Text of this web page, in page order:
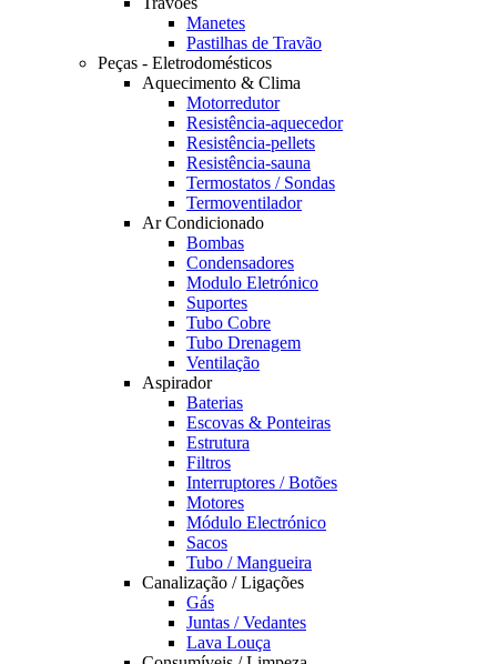
Manetes
Pastilhas de Travão
Peças - Eletrodomésticos
Aquecimento & Clima
Motorredutor
Resistência-aquecedor
Resistência-pellets
Resistência-sauna
Termostatos / Sondas
Termoventilador
Ar Condicionado
Bombas
Condensadores
Modulo Eletrónico
Suportes
Tubo Cobre
Tubo Drenagem
Ventilação
Aspirador
Baterias
Escovas & Ponteiras
Estrutura
Filtros
Interruptores / Botões
Motores
Módulo Electrónico
Sacos
Tubo / Mangueira
Canalização / Ligações
Gás
Juntas / Vedantes
Lava Louça